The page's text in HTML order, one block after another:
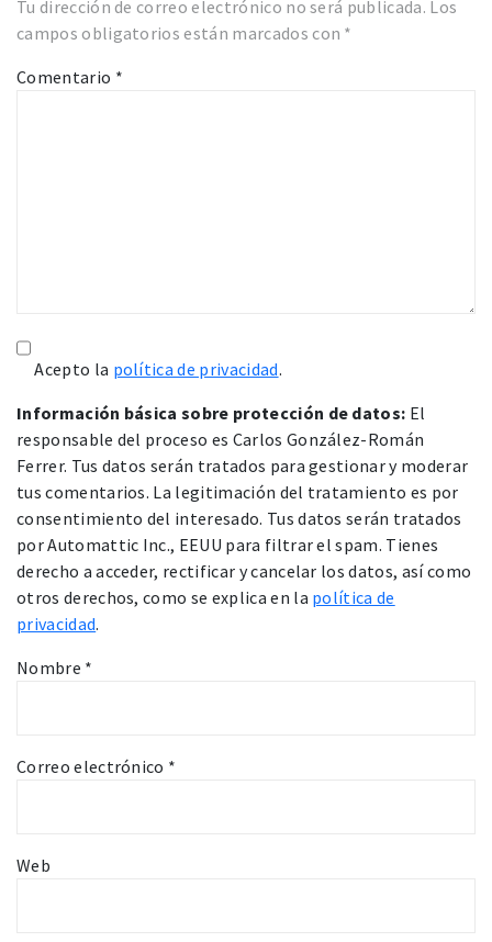
Tu dirección de correo electrónico no será publicada. Los
campos obligatorios están marcados con *
Comentario *
Acepto la política de privacidad.
Información básica sobre protección de datos: El
responsable del proceso es Carlos González-Román
Ferrer. Tus datos serán tratados para gestionar y moderar
tus comentarios. La legitimación del tratamiento es por
consentimiento del interesado. Tus datos serán tratados
por Automattic Inc., EEUU para filtrar el spam. Tienes
derecho a acceder, rectificar y cancelar los datos, así como
otros derechos, como se explica en la política de
privacidad.
Nombre *
Correo electrónico *
Web